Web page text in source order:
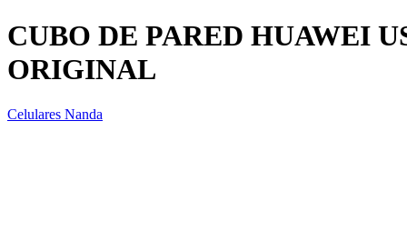
CUBO DE PARED HUAWEI
ORIGINAL
Celulares Nanda